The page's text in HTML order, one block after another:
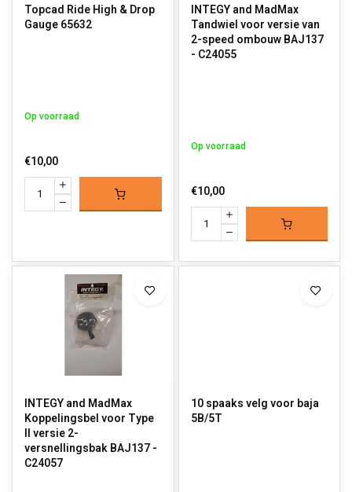
Topcad Ride High & Drop
Gauge 65632
Op voorraad
€10,00
INTEGY and MadMax
Tandwiel voor versie van
2-speed ombouw BAJ137
- C24055
Op voorraad
€10,00
INTEGY and MadMax
Koppelingsbel voor Type
II versie 2-
versnellingsbak BAJ137 -
C24057
10 spaaks velg voor baja
5B/5T